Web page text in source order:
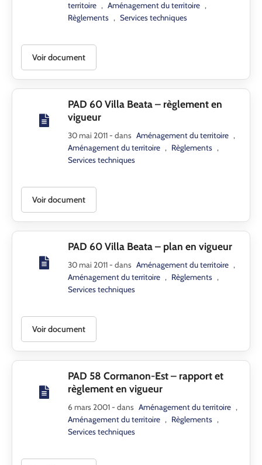
territoire , Aménagement du territoire ,
Règlements , Services techniques
Voir document
PAD 60 Villa Beata – règlement en
vigueur
30 mai 2011- dans Aménagement du territoire ,
Aménagement du territoire , Règlements ,
Services techniques
Voir document
PAD 60 Villa Beata – plan en vigueur
30 mai 2011- dans Aménagement du territoire ,
Aménagement du territoire , Règlements ,
Services techniques
Voir document
PAD 58 Cormanon-Est – rapport et
règlement en vigueur
6 mars 2001- dans Aménagement du territoire ,
Aménagement du territoire , Règlements ,
Services techniques